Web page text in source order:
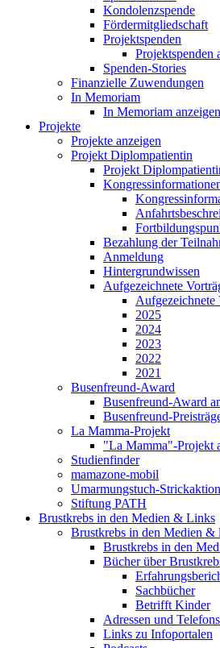
Kondolenzspende
Fördermitgliedschaft
Projektspenden
Projektspenden
Spenden-Stories
Finanzielle Zuwendungen
In Memoriam
In Memoriam anzeigen
Projekte
Projekte anzeigen
Projekt Diplompatientin
Projekt
Bezahlung der
Anmeldung
Hintergrundwissen
Aufgezeichnete
Aufgezeichnete
2025
2024
2023
2022
2021
Busenfreund-Award
Busenfreund-Award
Busenfreund-
La Mamma-Projekt
"La Mamma"-Projekt
Studienfinder
mamazone-mobil
Umarmungstuch-Strickaktion
Stiftung PATH
Brustkrebs in den Medien & Links
Brustkrebs in den Medien &
Brustkrebs in den
Bücher über
Sachbücher
Betrifft Kinder
Adressen und
Links zu Infoportalen